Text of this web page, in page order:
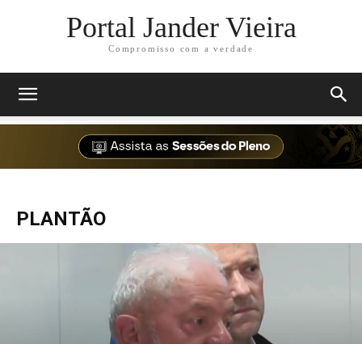
Portal Jander Vieira
Compromisso com a verdade
PLANTÃO